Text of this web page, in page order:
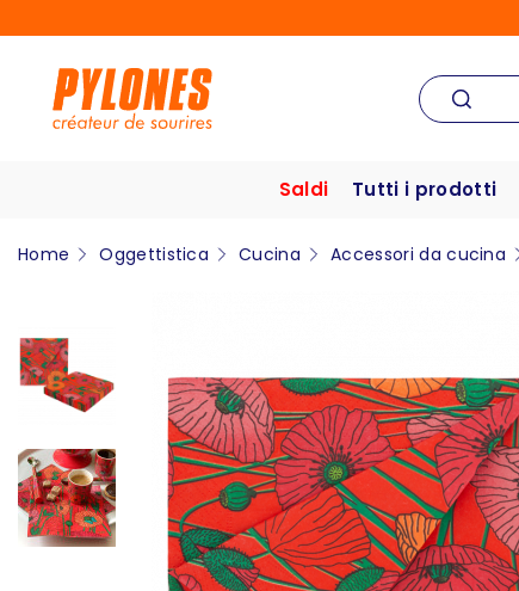
Saldi Tutti i prodotti
Home Oggettistica Cucina Accessori da cucina